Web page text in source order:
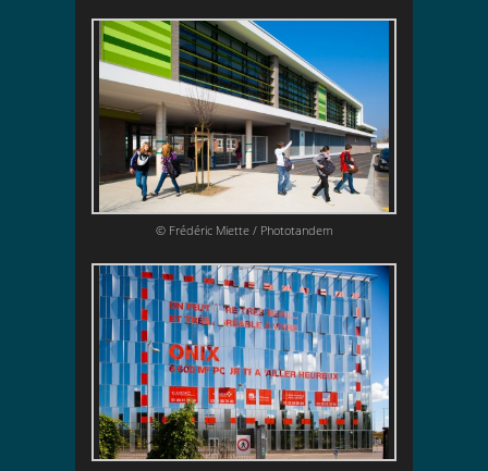
© Frédéric Miette / Phototandem